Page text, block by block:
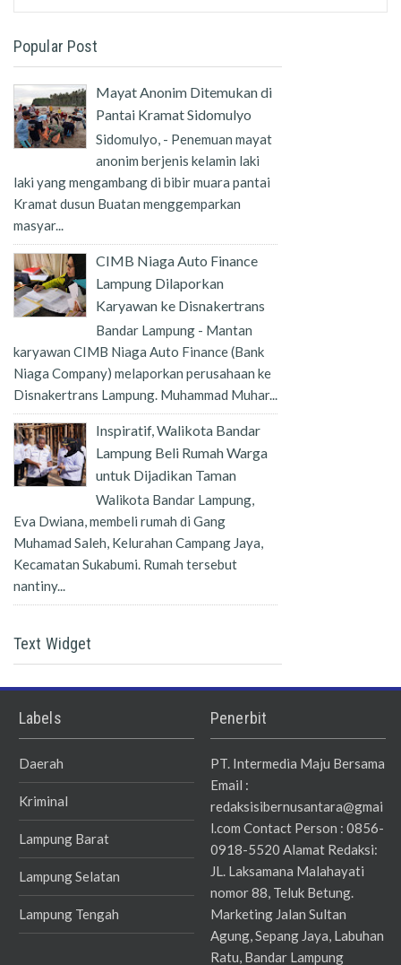
Popular Post
Mayat Anonim Ditemukan di
Pantai Kramat Sidomulyo
Sidomulyo, - Penemuan mayat
anonim berjenis kelamin laki
laki yang mengambang di bibir muara pantai
Kramat dusun Buatan menggemparkan
masyar...
CIMB Niaga Auto Finance
Lampung Dilaporkan
Karyawan ke Disnakertrans
Bandar Lampung - Mantan
karyawan CIMB Niaga Auto Finance (Bank
Niaga Company) melaporkan perusahaan ke
Disnakertrans Lampung. Muhammad Muhar...
Inspiratif, Walikota Bandar
Lampung Beli Rumah Warga
untuk Dijadikan Taman
Walikota Bandar Lampung,
Eva Dwiana, membeli rumah di Gang
Muhamad Saleh, Kelurahan Campang Jaya,
Kecamatan Sukabumi. Rumah tersebut
nantiny...
Text Widget
Labels
Daerah
Kriminal
Lampung Barat
Lampung Selatan
Lampung Tengah
Penerbit
PT. Intermedia Maju Bersama
Email :
redaksisibernusantara@gmai
l.com Contact Person : 0856-
0918-5520 Alamat Redaksi:
JL. Laksamana Malahayati
nomor 88, Teluk Betung.
Marketing Jalan Sultan
Agung, Sepang Jaya, Labuhan
Ratu, Bandar Lampung